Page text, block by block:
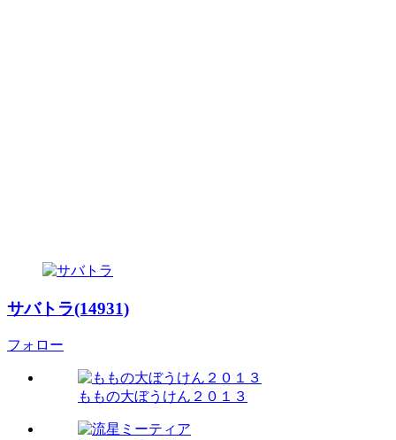
サバトラ(14931)
フォロー
ももの大ぼうけん２０１３